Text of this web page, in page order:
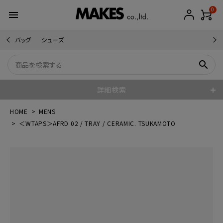
menu 0
バッグ シューズ
search
詳細検索
HOME
MENS
＜WTAPS＞AFRD 02 / TRAY / CERAMIC. TSUKAMOTO